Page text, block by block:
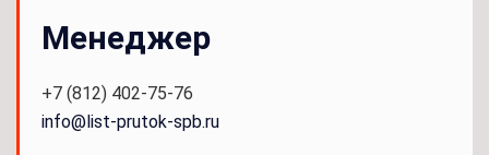
Менеджер
+7 (812) 402-75-76
info@list-prutok-spb.ru